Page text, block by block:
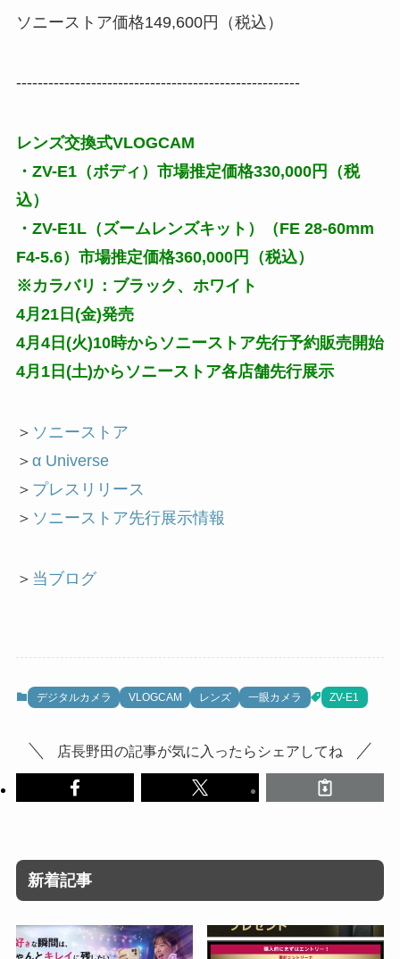
ソニーストア価格149,600円（税込）
-----------------------------------------------------
レンズ交換式VLOGCAM
・ZV-E1（ボディ）市場推定価格330,000円（税
込）
・ZV-E1L（ズームレンズキット）（FE 28-60mm
F4-5.6）市場推定価格360,000円（税込）
※カラバリ：ブラック、ホワイト
4月21日(金)発売
4月4日(火)10時からソニーストア先行予約販売開始
4月1日(土)からソニーストア各店舗先行展示
＞ ソニーストア
＞ α Universe
＞ プレスリリース
＞ ソニーストア先行展示情報
＞ 当ブログ
デジタルカメラ VLOGCAM レンズ 一眼カメラ ZV-E1
店長野田の記事が気に入ったらシェアしてね
新着記事